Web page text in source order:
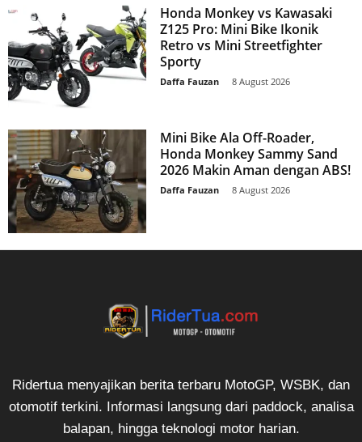
Honda Monkey vs Kawasaki
Z125 Pro: Mini Bike Ikonik
Retro vs Mini Streetfighter
Sporty
Daffa Fauzan 8 August 2026
Mini Bike Ala Off-Roader,
Honda Monkey Sammy Sand
2026 Makin Aman dengan ABS!
Daffa Fauzan 8 August 2026
Ridertua menyajikan berita terbaru MotoGP, WSBK, dan
otomotif terkini. Informasi langsung dari paddock, analisa
balapan, hingga teknologi motor harian.